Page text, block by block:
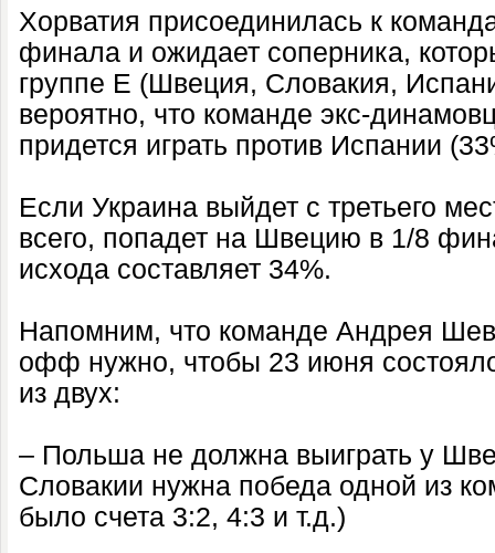
Хорватия присоединилась к
финала и ожидает соперника,
группе E (Швеция, Словакия,
вероятно, что команде экс-
придется играть против Испании
Если Украина выйдет с третьего
всего, попадет на Швецию в 1/8
исхода составляет 34%.
Напомним, что команде Андрея
офф нужно, чтобы 23 июня
из двух:
– Польша не должна выиграть у
Словакии нужна победа одной из
было счета 3:2, 4:3 и т.д.)